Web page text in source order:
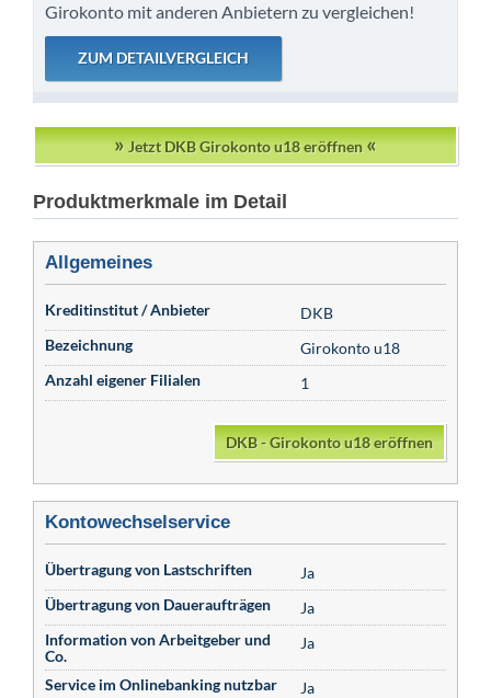
Girokonto mit anderen Anbietern zu vergleichen!
» Jetzt DKB Girokonto u18 eröffnen«
Produktmerkmale im Detail
Allgemeines
Kreditinstitut / Anbieter
DKB
Bezeichnung
Girokonto u18
Anzahl eigener Filialen
1
DKB - Girokonto u18 eröffnen
Kontowechselservice
Übertragung von Lastschriften
Ja
Übertragung von Daueraufträgen
Ja
Information von Arbeitgeber und
Co.
Ja
Service im Onlinebanking nutzbar
Ja